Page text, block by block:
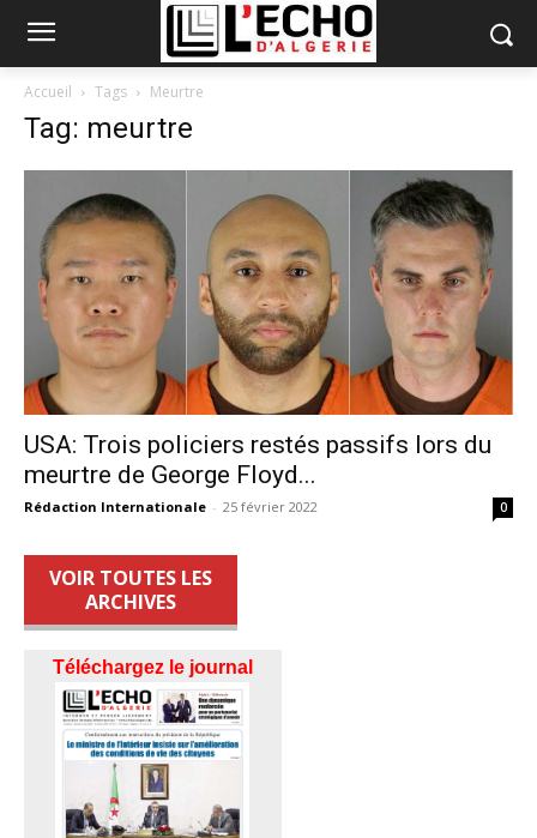
Accueil Tags Meurtre
Tag: meurtre
USA: Trois policiers restés passifs lors du
meurtre de George Floyd...
Rédaction Internationale - 25 février 2022 0
VOIR TOUTES LES
ARCHIVES